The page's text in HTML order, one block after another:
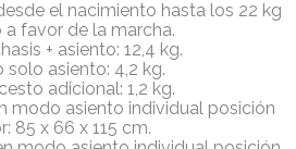
el nacimiento hasta los 22 kg
a favor de la marcha.
+ asiento: 12,4 kg.
solo asiento: 4,2 kg.
adicional: 1,2 kg.
modo asiento individual posición
85 x 66 x 115 cm.